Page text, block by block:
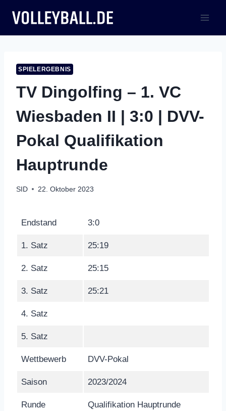
Inhalt
springen
SPIELERGEBNIS
TV Dingolfing – 1. VC
Wiesbaden II | 3:0 | DVV-
Pokal Qualifikation
Hauptrunde
SID 22. Oktober 2023
Endstand 3:0
1. Satz 25:19
2. Satz 25:15
3. Satz 25:21
4. Satz
5. Satz
Wettbewerb DVV-Pokal
Saison 2023/2024
Runde Qualifikation Hauptrunde